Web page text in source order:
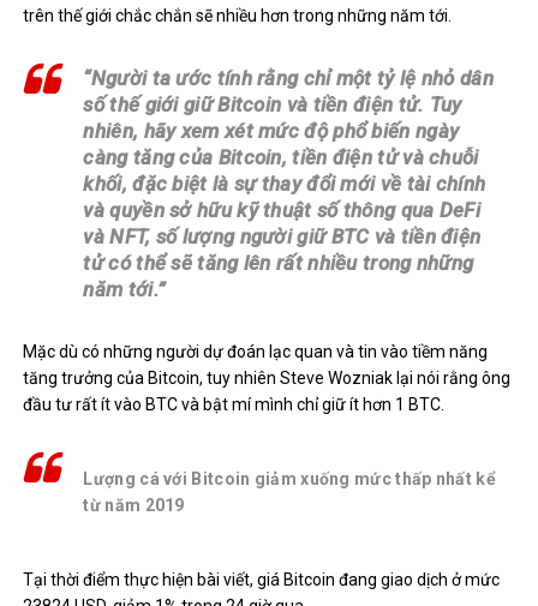
trên thế giới chắc chắn sẽ nhiều hơn trong những năm tới.
“Người ta ước tính rằng chỉ một tỷ lệ nhỏ dân
số thế giới giữ Bitcoin và tiền điện tử. Tuy
nhiên, hãy xem xét mức độ phổ biến ngày
càng tăng của Bitcoin, tiền điện tử và chuỗi
khối, đặc biệt là sự thay đổi mới về tài chính
và quyền sở hữu kỹ thuật số thông qua DeFi
và NFT, số lượng người giữ BTC và tiền điện
tử có thể sẽ tăng lên rất nhiều trong những
năm tới.”
Mặc dù có những người dự đoán lạc quan và tin vào tiềm năng
tăng trưởng của Bitcoin, tuy nhiên Steve Wozniak lại nói rằng ông
đầu tư rất ít vào BTC và bật mí mình chỉ giữ ít hơn 1 BTC.
Lượng cá với Bitcoin giảm xuống mức thấp nhất kể
từ năm 2019
Tại thời điểm thực hiện bài viết, giá Bitcoin đang giao dịch ở mức